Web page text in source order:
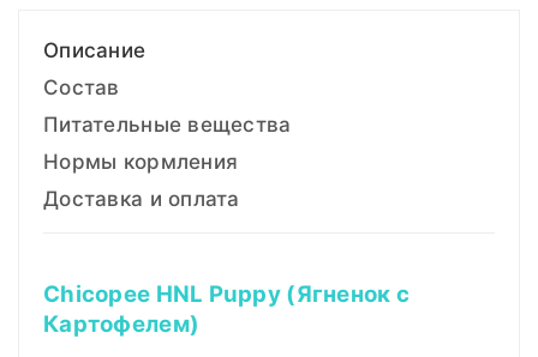
Описание
Состав
Питательные вещества
Нормы кормления
Доставка и оплата
Chicopee HNL Puppy (Ягненок с
Картофелем)